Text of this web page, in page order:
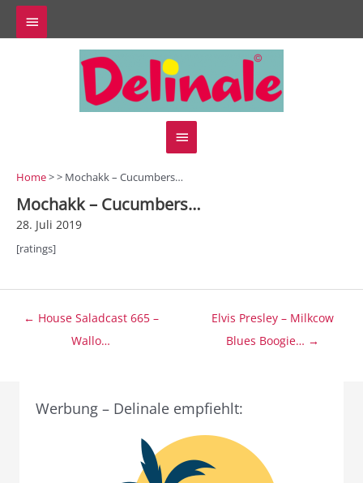
Zum
Inhalt
springen
Above
Hauptmenü
Home> > Mochakk – Cucumbers…
Mochakk – Cucumbers…
28. Juli 2019
[ratings]
Beitragsnavigation
← House Saladcast 665 –
Wallo…
Elvis Presley – Milkcow
Blues Boogie… →
Werbung – Delinale empfiehlt: